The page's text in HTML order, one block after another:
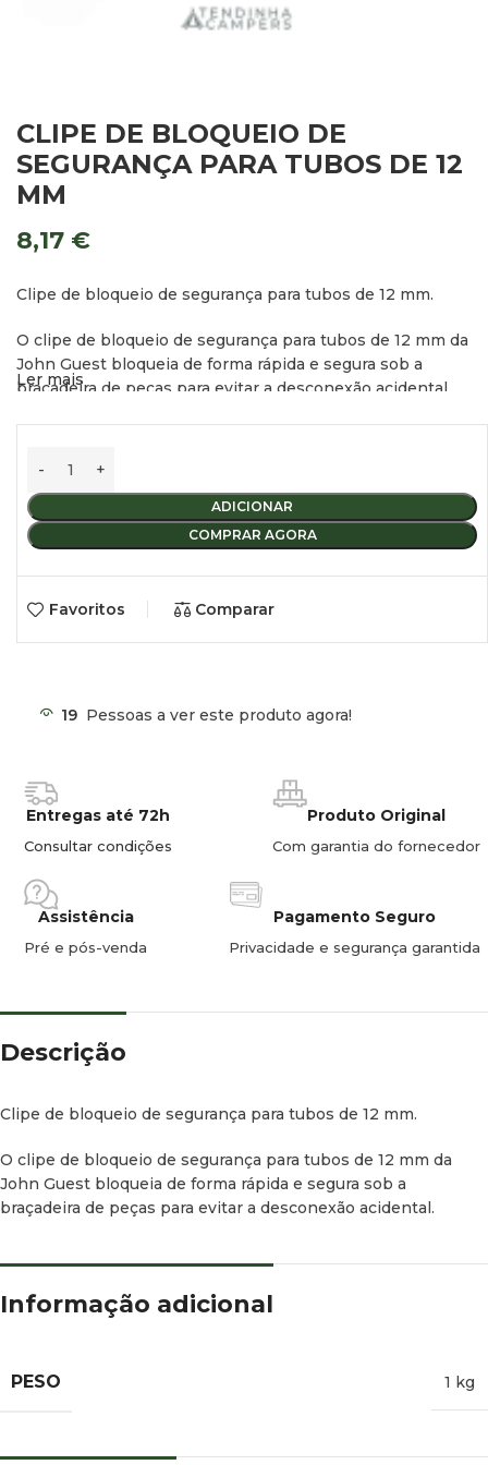
CLIPE DE BLOQUEIO DE
SEGURANÇA PARA TUBOS DE 12
MM
8,17 €
Clipe de bloqueio de segurança para tubos de 12 mm.
O clipe de bloqueio de segurança para tubos de 12 mm da
John Guest bloqueia de forma rápida e segura sob a
braçadeira de peças para evitar a desconexão acidental.
Ler mais
ADICIONAR
COMPRAR AGORA
Favoritos Comparar
19 Pessoas a ver este produto agora!
Entregas até 72h
Consultar condições
Produto Original
Com garantia do fornecedor
Assistência
Pré e pós-venda
Pagamento Seguro
Privacidade e segurança garantida
Descrição
Clipe de bloqueio de segurança para tubos de 12 mm.
O clipe de bloqueio de segurança para tubos de 12 mm da
John Guest bloqueia de forma rápida e segura sob a
braçadeira de peças para evitar a desconexão acidental.
Informação adicional
PESO 1 kg